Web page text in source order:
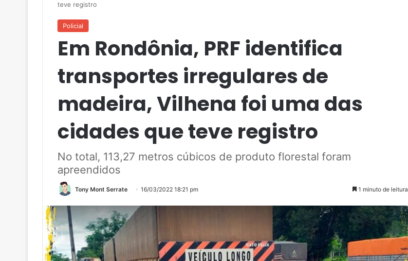
teve registro
Policial
Em Rondônia, PRF identifica
transportes irregulares de
madeira, Vilhena foi uma das
cidades que teve registro
No total, 113,27 metros cúbicos de produto florestal foram
apreendidos
Tony Mont Serrate 16/03/2022 18:21 pm 1 minuto de leitura